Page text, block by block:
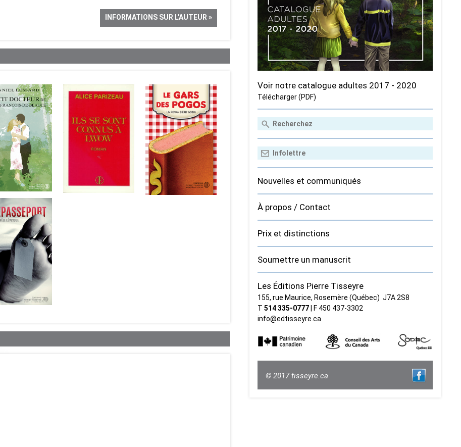
INFORMATIONS SUR L'AUTEUR »
Voir notre catalogue adultes 2017 - 2020
Télécharger (PDF)
Nouvelles et communiqués
À propos / Contact
Prix et distinctions
Soumettre un manuscrit
Les Éditions Pierre Tisseyre
155, rue Maurice, Rosemère (Québec) J7A 2S8
T 514 335‑0777| F 450 437‑3302
info@edtisseyre.ca
© 2017 tisseyre.ca